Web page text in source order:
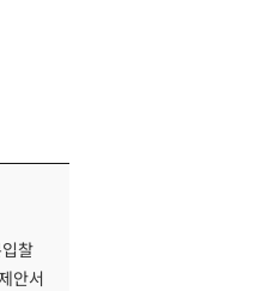
찰
안서